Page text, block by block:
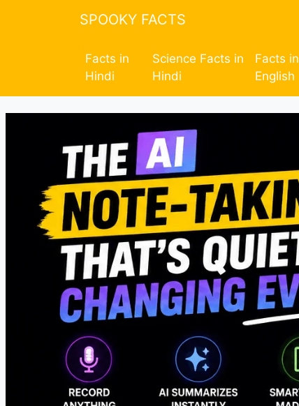
SPOOKY FACTS
Facts in
Hindi
Science Facts in
Hindi
Facts in
English